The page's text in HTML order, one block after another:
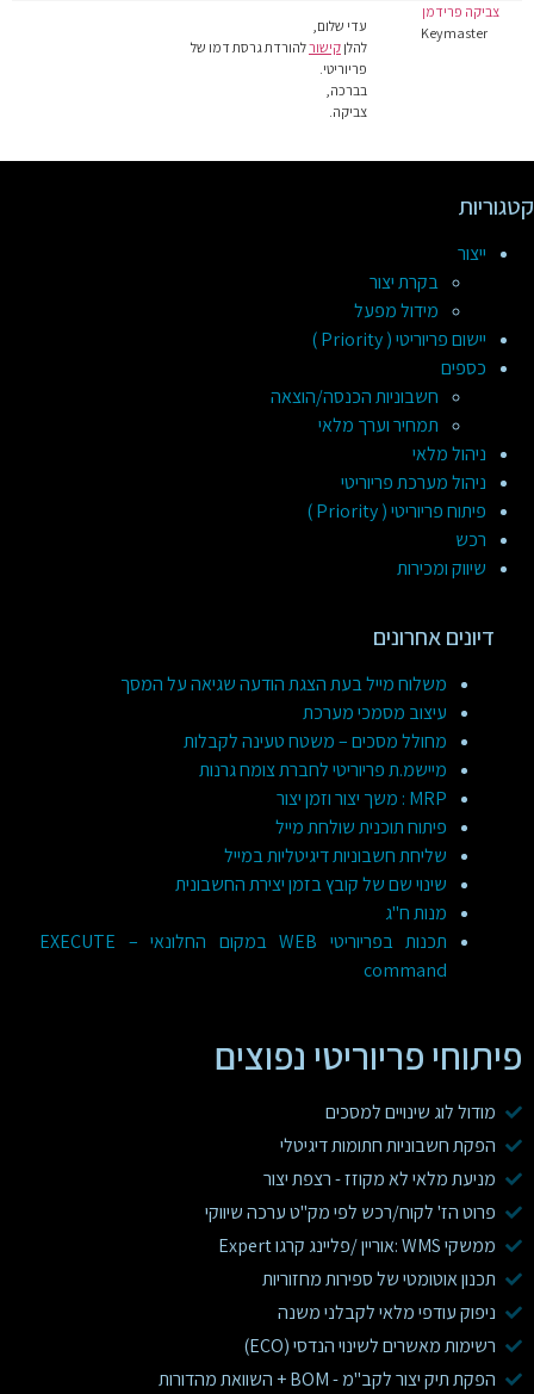
צביקה פרידמן
Keymaster
עדי שלום,
להלן קישורלהורדת גרסת דמו של
פריוריטי.
בברכה,
צביקה.
קטגוריות
ייצור
בקרת יצור
מידול מפעל
יישום פריוריטי ( Priority )
כספים
חשבוניות הכנסה/הוצאה
תמחיר וערך מלאי
ניהול מלאי
ניהול מערכת פריוריטי
פיתוח פריוריטי ( Priority )
רכש
שיווק ומכירות
דיונים אחרונים
משלוח מייל בעת הצגת הודעה שגיאה על המסך
עיצוב מסמכי מערכת
מחולל מסכים – משטח טעינה לקבלות
מיישמ.ת פריוריטי לחברת צומח גרנות
MRP : משך יצור וזמן יצור
פיתוח תוכנית שולחת מייל
שליחת חשבוניות דיגיטליות במייל
שינוי שם של קובץ בזמן יצירת החשבונית
מנות ח"ג
תכנות בפריוריטי WEB במקום החלונאי – EXECUTE
command
פיתוחי פריוריטי נפוצים
מודול לוג שינויים למסכים
הפקת חשבוניות חתומות דיגיטלי
מניעת מלאי לא מקוזז - רצפת יצור
פרוט הז' לקוח/רכש לפי מק"ט ערכה שיווקי
ממשקי WMS :אוריין /פליינג קרגו Expert
תכנון אוטומטי של ספירות מחזוריות
ניפוק עודפי מלאי לקבלני משנה
רשימות מאשרים לשינוי הנדסי (ECO)
הפקת תיק יצור לקב"מ - BOM + השוואת מהדורות